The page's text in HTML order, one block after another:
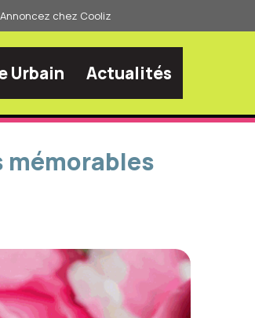
Annoncez chez Cooliz
Urbain Actualités
mémorables